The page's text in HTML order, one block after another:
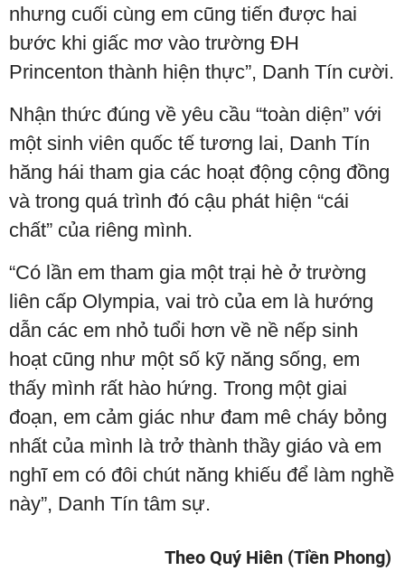
nhưng cuối cùng em cũng tiến được hai
bước khi giấc mơ vào trường ĐH
Princenton thành hiện thực”, Danh Tín cười.
Nhận thức đúng về yêu cầu “toàn diện” với
một sinh viên quốc tế tương lai, Danh Tín
hăng hái tham gia các hoạt động cộng đồng
và trong quá trình đó cậu phát hiện “cái
chất” của riêng mình.
“Có lần em tham gia một trại hè ở trường
liên cấp Olympia, vai trò của em là hướng
dẫn các em nhỏ tuổi hơn về nề nếp sinh
hoạt cũng như một số kỹ năng sống, em
thấy mình rất hào hứng. Trong một giai
đoạn, em cảm giác như đam mê cháy bỏng
nhất của mình là trở thành thầy giáo và em
nghĩ em có đôi chút năng khiếu để làm nghề
này”, Danh Tín tâm sự.
Theo Quý Hiên (Tiền Phong)